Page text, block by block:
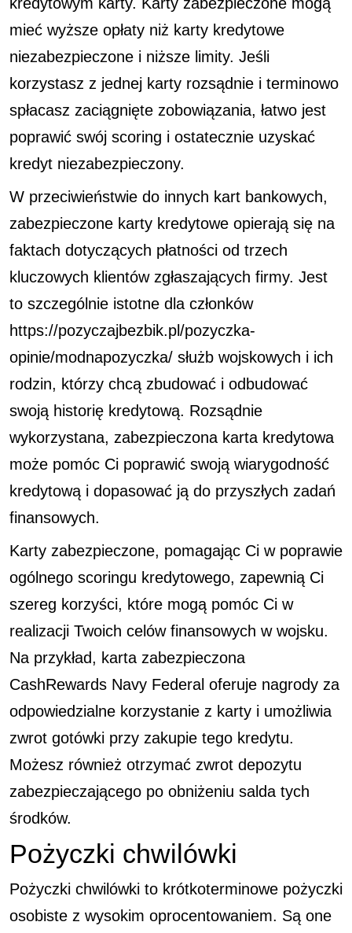
mieć wyższe opłaty niż karty kredytowe
niezabezpieczone i niższe limity. Jeśli
korzystasz z jednej karty rozsądnie i terminowo
spłacasz zaciągnięte zobowiązania, łatwo jest
poprawić swój scoring i ostatecznie uzyskać
kredyt niezabezpieczony.
W przeciwieństwie do innych kart bankowych,
zabezpieczone karty kredytowe opierają się na
faktach dotyczących płatności od trzech
kluczowych klientów zgłaszających firmy. Jest
to szczególnie istotne dla członków
https://pozyczajbezbik.pl/pozyczka-
opinie/modnapozyczka/ służb wojskowych i ich
rodzin, którzy chcą zbudować i odbudować
swoją historię kredytową. Rozsądnie
wykorzystana, zabezpieczona karta kredytowa
może pomóc Ci poprawić swoją wiarygodność
kredytową i dopasować ją do przyszłych zadań
finansowych.
Karty zabezpieczone, pomagając Ci w poprawie
ogólnego scoringu kredytowego, zapewnią Ci
szereg korzyści, które mogą pomóc Ci w
realizacji Twoich celów finansowych w wojsku.
Na przykład, karta zabezpieczona
CashRewards Navy Federal oferuje nagrody za
odpowiedzialne korzystanie z karty i umożliwia
zwrot gotówki przy zakupie tego kredytu.
Możesz również otrzymać zwrot depozytu
zabezpieczającego po obniżeniu salda tych
środków.
Pożyczki chwilówki
Pożyczki chwilówki to krótkoterminowe pożyczki
osobiste z wysokim oprocentowaniem. Są one